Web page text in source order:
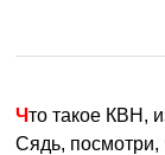
Что такое КВН,
Сядь, посмотри,